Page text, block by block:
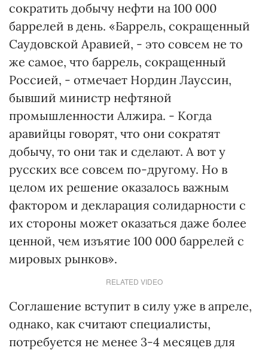
сократить добычу нефти на 100 000
баррелей в день. «Баррель, сокращенный
Саудовской Аравией, - это совсем не то
же самое, что баррель, сокращенный
Россией, - отмечает Нордин Лауссин,
бывший министр нефтяной
промышленности Алжира. - Когда
аравийцы говорят, что они сократят
добычу, то они так и сделают. А вот у
русских все совсем по-другому. Но в
целом их решение оказалось важным
фактором и декларация солидарности с
их стороны может оказаться даже более
ценной, чем изъятие 100 000 баррелей с
мировых рынков».
RELATED VIDEO
Соглашение вступит в силу уже в апреле,
однако, как считают специалисты,
потребуется не менее 3-4 месяцев для